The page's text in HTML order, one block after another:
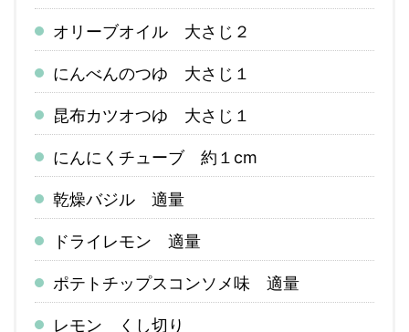
オリーブオイル 大さじ２
にんべんのつゆ 大さじ１
昆布カツオつゆ 大さじ１
にんにくチューブ 約１cm
乾燥バジル 適量
ドライレモン 適量
ポテトチップスコンソメ味 適量
レモン くし切り